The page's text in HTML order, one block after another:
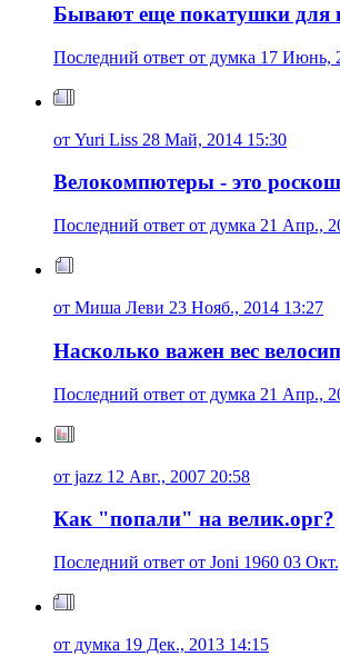
Бывают еще покатушки для
Последний ответ от думка 17 Июнь,
от Yuri Liss 28 Май, 2014 15:30
Велокомпютеры - это
Последний ответ от думка 21 Апр.,
от Миша Леви 23 Нояб., 2014 13:27
Насколько важен вес
Последний ответ от думка 21 Апр.,
от jazz 12 Авг., 2007 20:58
Как "попали" на велик.орг?
Последний ответ от Joni 1960 03
от думка 19 Дек., 2013 14:15